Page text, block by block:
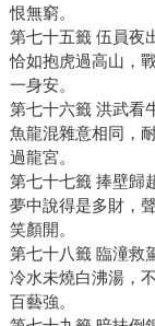
恨無窮。
第七十五籤 伍員夜
恰如抱虎過高山，
一身安。
第七十六籤 洪武看
魚龍混雜意相同，
過龍宮。
第七十七籤 捧壁歸
夢中說得是多財，
笑顏開。
第七十八籤 臨潼救
冷水未燒白沸湯，
百藝強。